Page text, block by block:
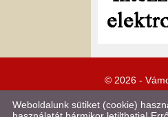
© 2026 -
Weboldalunk sütiket (cookie)